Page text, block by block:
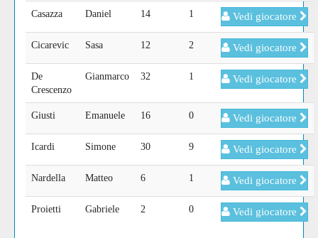
Casazza Daniel 14 1 Vedi giocatore
Cicarevic Sasa 12 2 Vedi giocatore
De
Crescenzo
Gianmarco 32 1 Vedi giocatore
Giusti Emanuele 16 0 Vedi giocatore
Icardi Simone 30 9 Vedi giocatore
Nardella Matteo 6 1 Vedi giocatore
Proietti Gabriele 2 0 Vedi giocatore